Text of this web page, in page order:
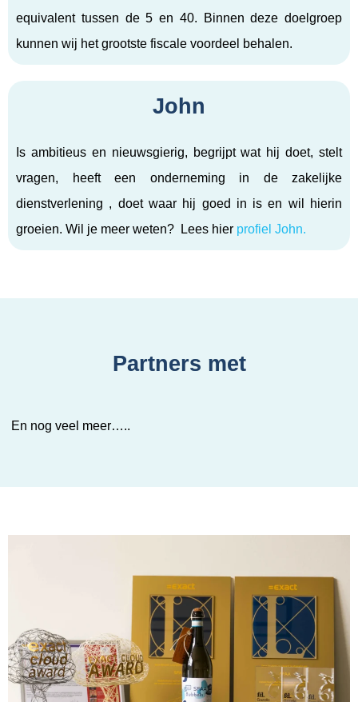
equivalent tussen de 5 en 40. Binnen deze doelgroep
kunnen wij het grootste fiscale voordeel behalen.
John
Is ambitieus en nieuwsgierig, begrijpt wat hij doet, stelt
vragen, heeft een onderneming in de zakelijke
dienstverlening , doet waar hij goed in is en wil hierin
groeien. Wil je meer weten? Lees hier profiel John.
Partners met
En nog veel meer…..